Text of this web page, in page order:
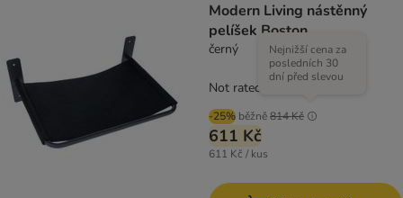
Modern Living nástěnný
pelíšek Boston
černý
-25% běžně814 Kč
Nejnižší cena za
posledních 30
dní před slevou
611 Kč
611 Kč / kus
Not rated